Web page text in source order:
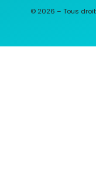
© 2026 – Tous